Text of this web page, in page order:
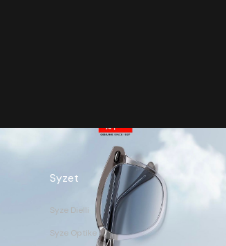
Syzet
Syze Dielli
Syze Optike